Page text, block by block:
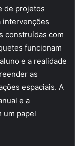
de projetos
intervenções
construídas com
funcionam
e a realidade
as
espaciais. A
e a
um papel